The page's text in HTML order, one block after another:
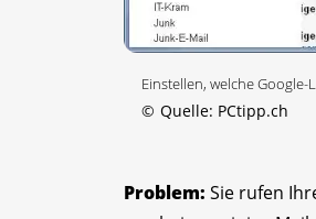
Einstellen, welche
© Quelle: PCtipp.ch
Problem: Sie rufen